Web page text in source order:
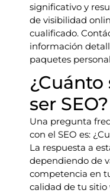
significativo y
de visibilidad
cualificado.
información
paquetes
¿Cuánto
ser SEO?
Una pregunta
con el SEO es:
La respuesta a
dependiendo de
competencia en
calidad de tu